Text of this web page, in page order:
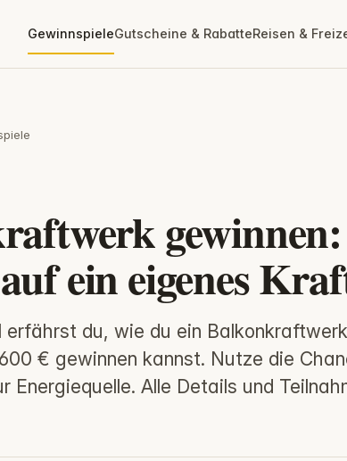
GewinnspieleGutscheine & RabatteReisen &
ein eigenes
erfährst du, wie du ein
€ gewinnen kannst. Nutze die
Energiequelle. Alle Details und